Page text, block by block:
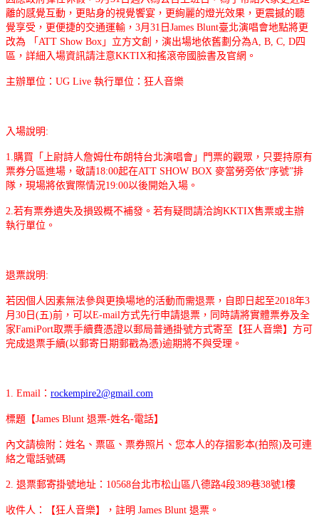
離的感覺互動，更貼身的視覺饗宴，更絢麗的燈光效果，更震撼的聽
覺享受，更便捷的交通運輸，3月31日James Blunt臺北演唱會地點將更
改為 「ATT Show Box」立方文創，演出場地依舊劃分為A, B, C, D四
區，詳細入場資訊請注意KKTIX和搖滾帝國臉書及官網。
主辦單位：UG Live 執行單位：狂人音樂
入場說明:
1.購買「上尉詩人詹姆仕布朗特台北演唱會」門票的觀眾，只要持原有
票券分區進場，敬請18:00起在ATT SHOW BOX 麥當勞旁依“序號”排
隊，現場將依實際情況19:00以後開始入場。
2.若有票券遺失及損毀概不補發。若有疑問請洽詢KKTIX售票或主辦
執行單位。
退票說明:
若因個人因素無法參與更換場地的活動而需退票，自即日起至2018年3
月30日(五)前，可以E-mail方式先行申請退票，同時請將實體票券及全
家FamiPort取票手續費憑證以郵局普通掛號方式寄至【狂人音樂】方可
完成退票手續(以郵寄日期郵戳為憑)逾期將不與受理。
1. Email： rockempire2@gmail.com
標題【James Blunt 退票-姓名-電話】
內文請檢附：姓名、票區、票券照片、您本人的存摺影本(拍照)及可連
絡之電話號碼
2. 退票郵寄掛號地址：10568台北市松山區八德路4段389巷38號1樓
收件人：【狂人音樂】，註明 James Blunt 退票。